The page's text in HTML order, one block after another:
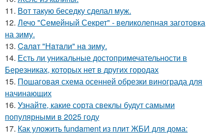
11. Вот такую беседку сделал муж.
12. Лечо "Семейный Секрет" - великолепная заготовка
на зиму.
13. Caлaт "Нaтaли" нa зиму.
14. Есть ли уникальные достопримечательности в
Березниках, которых нет в других городах
15. Пошаговая схема осенней обрезки винограда для
начинающих
16. Узнайте, какие сорта свеклы будут самыми
популярными в 2025 году
17. Как уложить fundament из плит ЖБИ для дома: